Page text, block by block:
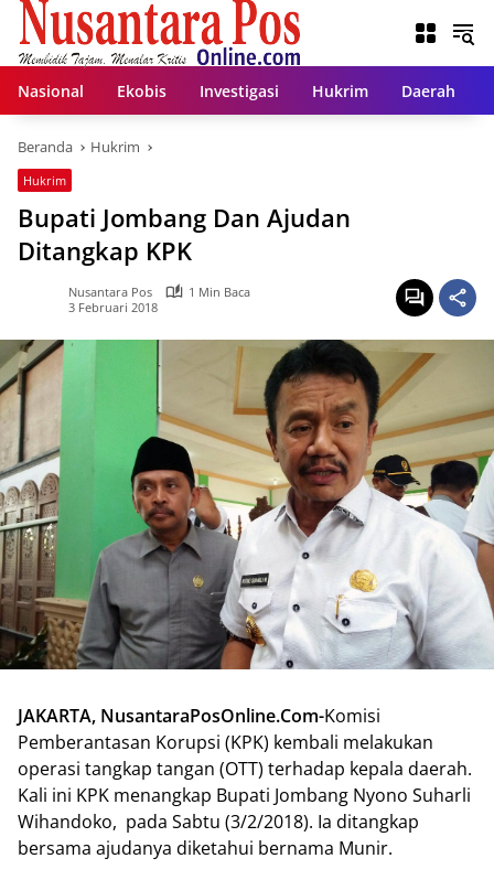
Langsung
konten
Nasional
Ekobis Investigasi Hukrim Daerah
Beranda Hukrim
Hukrim
Bupati Jombang Dan Ajudan
Ditangkap KPK
Nusantara Pos
1 Min Baca
3 Februari 2018
JAKARTA, NusantaraPosOnline.Com-Komisi
Pemberantasan Korupsi (KPK) kembali melakukan
operasi tangkap tangan (OTT) terhadap kepala daerah.
Kali ini KPK menangkap Bupati Jombang Nyono Suharli
Wihandoko, pada Sabtu (3/2/2018). Ia ditangkap
bersama ajudanya diketahui bernama Munir.